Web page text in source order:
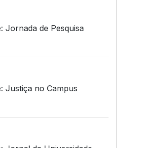
Jornada de Pesquisa
Justiça no Campus